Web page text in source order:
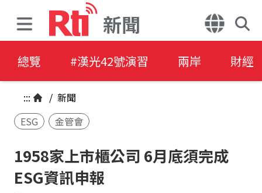
新聞
總覽 #漢光42號演習 兩岸 財經
::: / 新聞
ESG
金管會
1958家上市櫃公司 6月底須完成
ESG資訊申報